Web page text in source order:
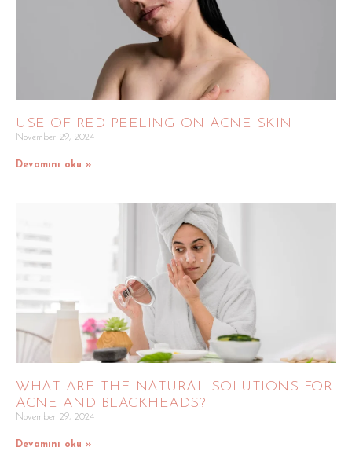
USE OF RED PEELING ON ACNE SKIN
November 29, 2024
Devamını oku »
WHAT ARE THE NATURAL SOLUTIONS FOR
ACNE AND BLACKHEADS?
November 29, 2024
Devamını oku »